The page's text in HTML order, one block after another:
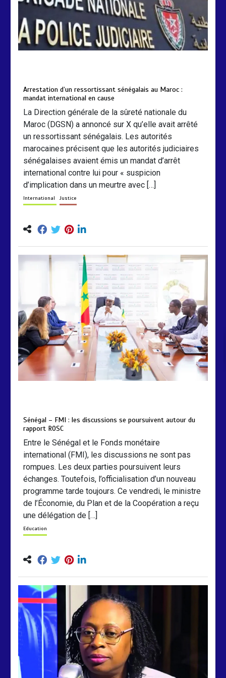
Arrestation d’un ressortissant sénégalais au Maroc :
mandat international en cause
La Direction générale de la sûreté nationale du
Maroc (DGSN) a annoncé sur X qu’elle avait arrêté
un ressortissant sénégalais. Les autorités
marocaines précisent que les autorités judiciaires
sénégalaises avaient émis un mandat d’arrêt
international contre lui pour « suspicion
d’implication dans un meurtre avec […]
International Justice
Sénégal – FMI : les discussions se poursuivent autour du
rapport ROSC
Entre le Sénégal et le Fonds monétaire
international (FMI), les discussions ne sont pas
rompues. Les deux parties poursuivent leurs
échanges. Toutefois, l’officialisation d’un nouveau
programme tarde toujours. Ce vendredi, le ministre
de l’Économie, du Plan et de la Coopération a reçu
une délégation de […]
Education